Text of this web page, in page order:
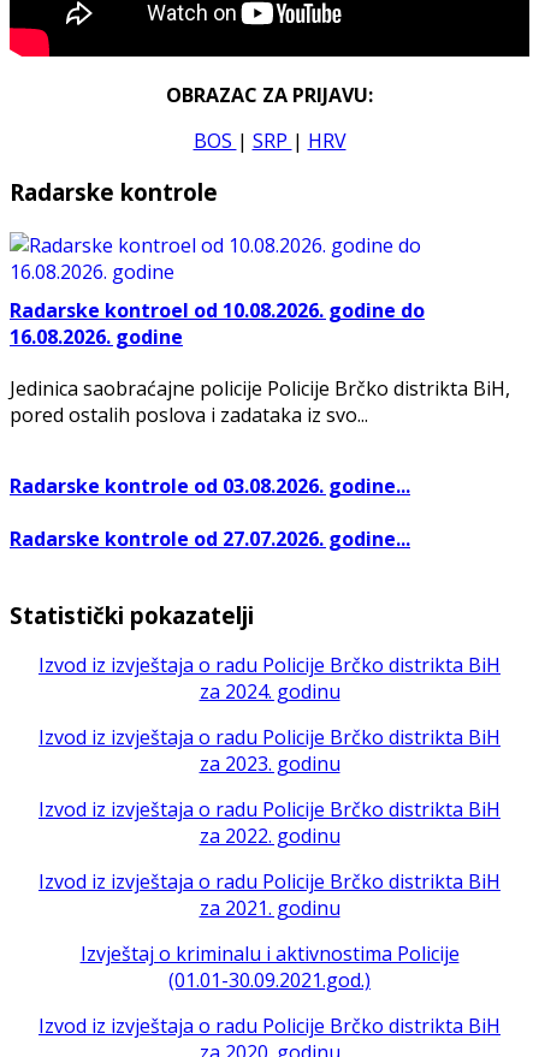
OBRAZAC ZA PRIJAVU:
BOS | SRP | HRV
Radarske kontrole
Radarske kontroel od 10.08.2026. godine do
16.08.2026. godine
Jedinica saobraćajne policije Policije Brčko distrikta BiH,
pored ostalih poslova i zadataka iz svo...
Radarske kontrole od 03.08.2026. godine...
Radarske kontrole od 27.07.2026. godine...
Statistički pokazatelji
Izvod iz izvještaja o radu Policije Brčko distrikta BiH
za 2024. godinu
Izvod iz izvještaja o radu Policije Brčko distrikta BiH
za 2023. godinu
Izvod iz izvještaja o radu Policije Brčko distrikta BiH
za 2022. godinu
Izvod iz izvještaja o radu Policije Brčko distrikta BiH
za 2021. godinu
Izvještaj o kriminalu i aktivnostima Policije
(01.01-30.09.2021.god.)
Izvod iz izvještaja o radu Policije Brčko distrikta BiH